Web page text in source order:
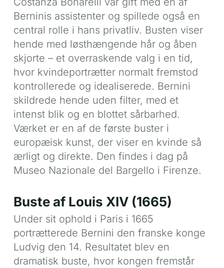
Berninis assistenter og spillede også en
central rolle i hans privatliv. Busten viser
hende med løsthængende hår og åben
skjorte – et overraskende valg i en tid,
hvor kvindeportrætter normalt fremstod
kontrollerede og idealiserede. Bernini
skildrede hende uden filter, med et
intenst blik og en blottet sårbarhed.
Værket er en af de første buster i
europæisk kunst, der viser en kvinde så
ærligt og direkte. Den findes i dag på
Museo Nazionale del Bargello i Firenze.
Buste af Louis XIV (1665)
Under sit ophold i Paris i 1665
portrætterede Bernini den franske konge
Ludvig den 14. Resultatet blev en
dramatisk buste, hvor kongen fremstår